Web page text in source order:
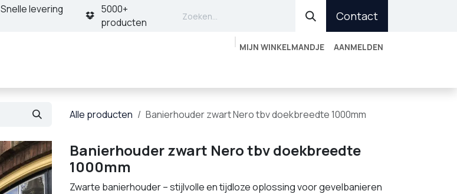
Snelle levering
5000+
producten
Contact
MIJN WINKELMANDJE AANMELDEN
Alle producten Banierhouder zwart Nero tbv doekbreedte 1000mm
Banierhouder zwart Nero tbv doekbreedte
1000mm
Zwarte banierhouder – stijlvolle en tijdloze oplossing voor gevelbanieren